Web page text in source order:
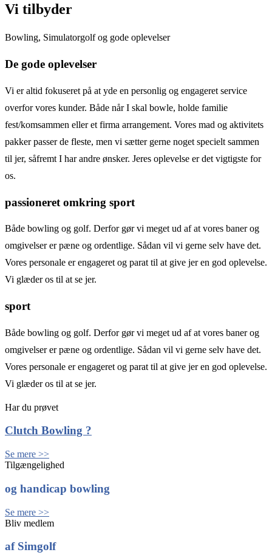
Vi tilbyder
Bowling, Simulatorgolf og gode oplevelser
De gode oplevelser
Vi er altid fokuseret på at yde en personlig og engageret service
overfor vores kunder. Både når I skal bowle, holde familie
fest/komsammen eller et firma arrangement. Vores mad og aktivitets
pakker passer de fleste, men vi sætter gerne noget specielt sammen
til jer, såfremt I har andre ønsker. Jeres oplevelse er det vigtigste for
os.
passioneret omkring sport
Både bowling og golf. Derfor gør vi meget ud af at vores baner og
omgivelser er pæne og ordentlige. Sådan vil vi gerne selv have det.
Vores personale er engageret og parat til at give jer en god oplevelse.
Vi glæder os til at se jer.
sport
Både bowling og golf. Derfor gør vi meget ud af at vores baner og
omgivelser er pæne og ordentlige. Sådan vil vi gerne selv have det.
Vores personale er engageret og parat til at give jer en god oplevelse.
Vi glæder os til at se jer.
Har du prøvet
Clutch Bowling ?
Se mere >>
Tilgængelighed
og handicap bowling
Se mere >>
Bliv medlem
af Simgolf